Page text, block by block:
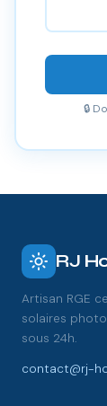
🔒
RJ
Artisan RGE
solaires
sous 24h.
contact@rj-